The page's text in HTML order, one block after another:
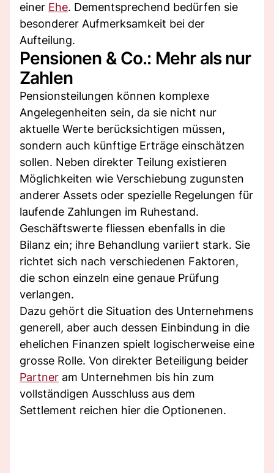
einer Ehe. Dementsprechend bedürfen sie
besonderer Aufmerksamkeit bei der
Aufteilung.
Pensionen & Co.: Mehr als nur
Zahlen
Pensionsteilungen können komplexe
Angelegenheiten sein, da sie nicht nur
aktuelle Werte berücksichtigen müssen,
sondern auch künftige Erträge einschätzen
sollen. Neben direkter Teilung existieren
Möglichkeiten wie Verschiebung zugunsten
anderer Assets oder spezielle Regelungen für
laufende Zahlungen im Ruhestand.
Geschäftswerte fliessen ebenfalls in die
Bilanz ein; ihre Behandlung variiert stark. Sie
richtet sich nach verschiedenen Faktoren,
die schon einzeln eine genaue Prüfung
verlangen.
Dazu gehört die Situation des Unternehmens
generell, aber auch dessen Einbindung in die
ehelichen Finanzen spielt logischerweise eine
grosse Rolle. Von direkter Beteiligung beider
Partner am Unternehmen bis hin zum
vollständigen Ausschluss aus dem
Settlement reichen hier die Optionenen.